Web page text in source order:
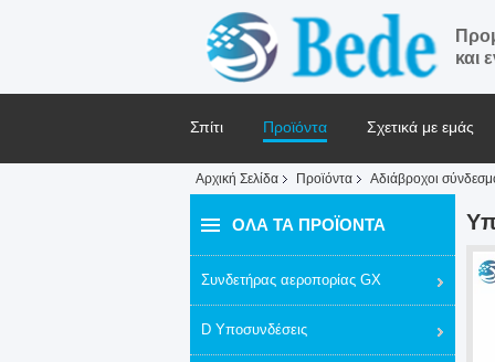
και
Σπίτι Προϊόντα Σχετικά με εμάς
Ζητήστε ένα απόσπασμα Ειδήσεις
Αρχική Σελίδα Προϊόντα Αδιάβροχοι
ΌΛΑ ΤΑ ΠΡΟΪΌΝΤΑ
Συνδετήρας αεροπορίας GX
D Υποσυνδέσεις